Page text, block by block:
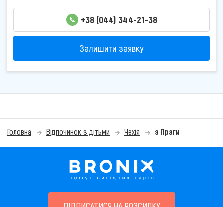
+38 (044) 344-21-38
Залишити заявку
Головна Відпочинок з дітьми Чехія з Праги